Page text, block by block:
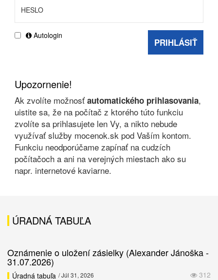
Autologin
PRIHLÁSIŤ
Upozornenie!
Ak zvolíte možnosťautomatického prihlasovania,
uistite sa, že na počítač z ktorého túto funkciu
zvolíte sa prihlasujete len Vy, a nikto nebude
využívať služby mocenok.sk pod Vaším kontom.
Funkciu neodporúčame zapínať na cudzích
počítačoch a ani na verejných miestach ako su
napr. internetové kaviarne.
ÚRADNÁ TABUĽA
Oznámenie o uložení zásielky (Alexander Jánoška -
31.07.2026)
312
Úradná tabuľa / Júl 31, 2026